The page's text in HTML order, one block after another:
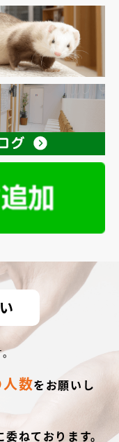
。
数をお願いし
委ねております。